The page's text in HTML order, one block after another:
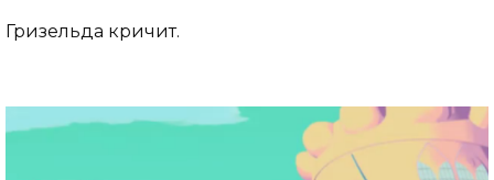
Гризельда кричит.